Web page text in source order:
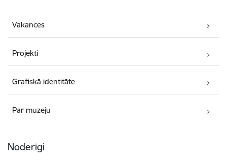
Vakances
Projekti
Grafiskā identitāte
Par muzeju
Noderīgi